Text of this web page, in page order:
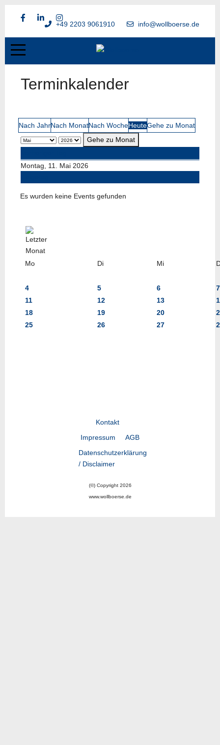
+49 2203 9061910 info@wollboerse.de
Terminkalender
Nach JahrNach MonatNach WocheHeuteGehe zu Monat
Gehe zu Monat
Montag, 11. Mai 2026
Es wurden keine Events gefunden
Mo Di Mi
4 5 6
7
11
12 13
18
19 20
25
26 27
Kontakt
Impressum
AGB
Datenschutzerklärung
/ Disclaimer
(©) Copyright 2026
www.wollboerse.de